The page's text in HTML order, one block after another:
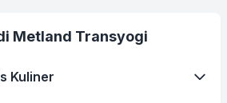
Metland Transyogi
Kuliner